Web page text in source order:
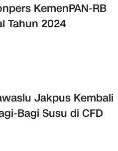
KemenPAN-RB
Tahun 2024
Jakpus Kembali
Bagi Susu di CFD